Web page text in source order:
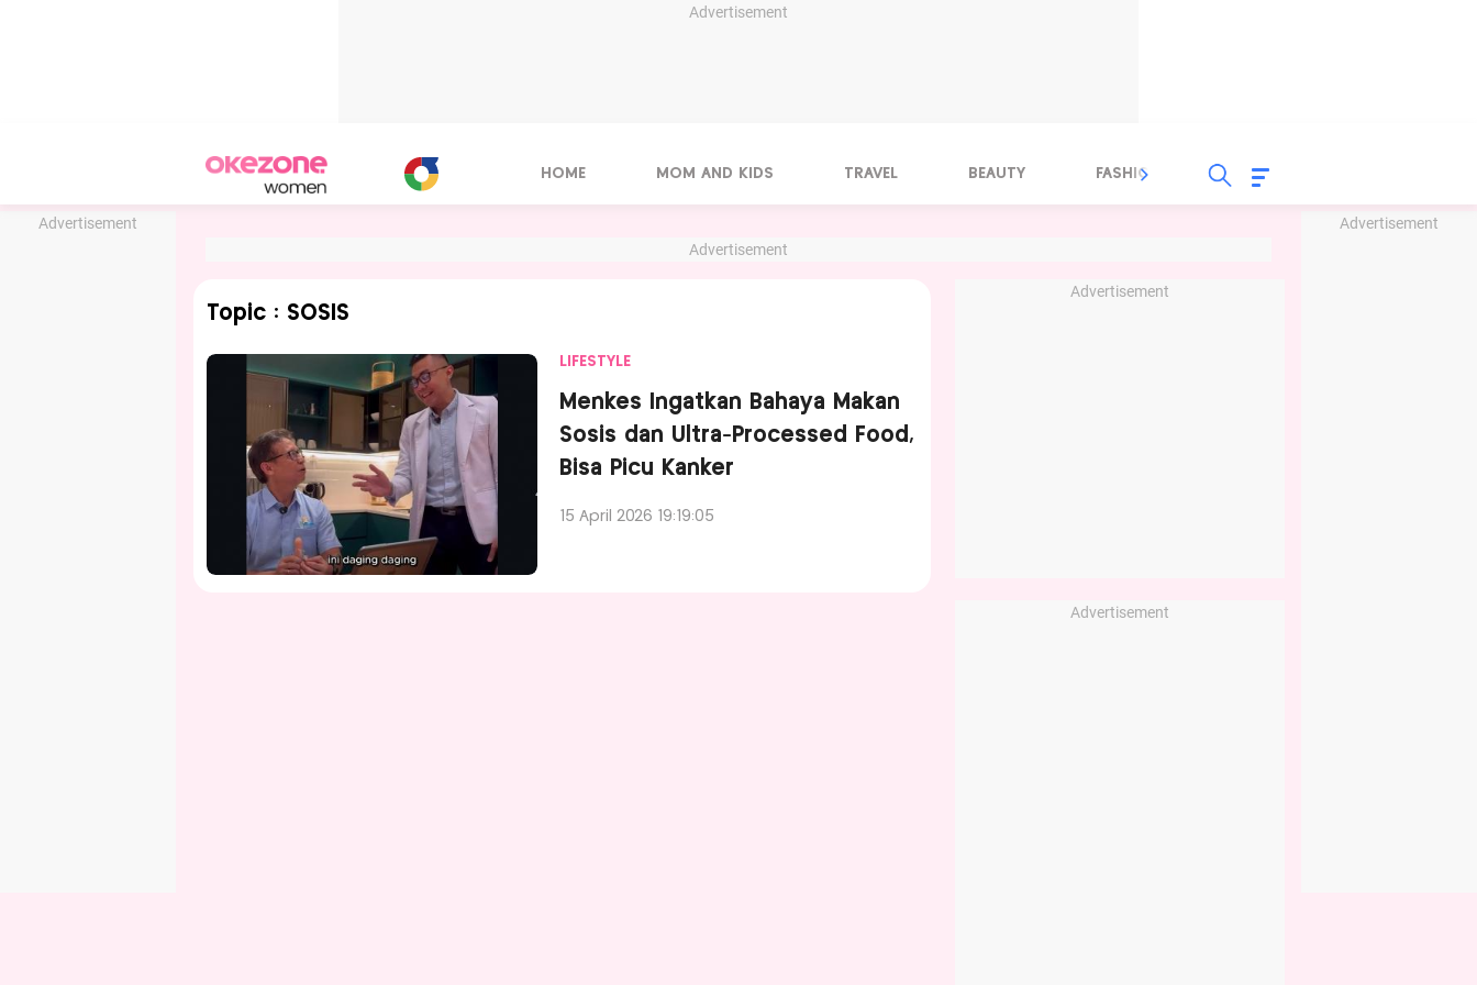
Advertisement
Advertisement Advertisement
HOME MOM AND KIDS TRAVEL BEAUTY FASHION FOOD
Advertisement
Topic : SOSIS
LIFESTYLE
Menkes Ingatkan Bahaya Makan
Sosis dan Ultra-Processed Food,
Bisa Picu Kanker
15 April 2026 19:19:05
Advertisement
Advertisement